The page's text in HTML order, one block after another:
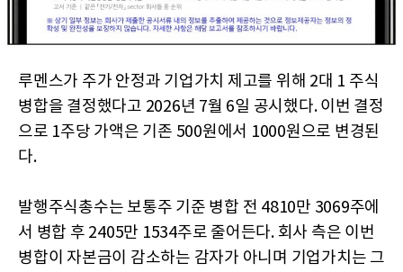
루멘스가 주가 안정과 기업가치 제고를 위해 2대 1 주식
병합을 결정했다고 2026년 7월 6일 공시했다. 이번 결정
으로 1주당 가액은 기존 500원에서 1000원으로 변경된
다.
발행주식총수는 보통주 기준 병합 전 4810만 3069주에
서 병합 후 2405만 1534주로 줄어든다. 회사 측은 이번
병합이 자본금이 감소하는 감자가 아니며 기업가치는 그